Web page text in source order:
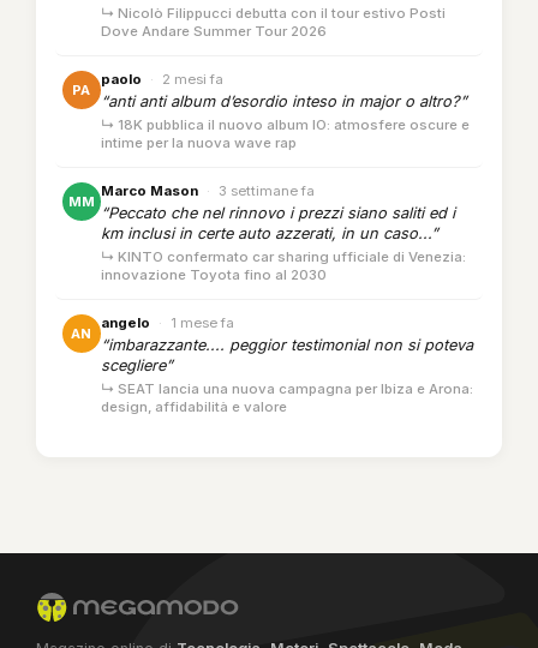
↳ Nicolò Filippucci debutta con il tour estivo Posti
Dove Andare Summer Tour 2026
PA
paolo · 2 mesi fa
“anti anti album d’esordio inteso in major o altro?”
↳ 18K pubblica il nuovo album IO: atmosfere oscure e
intime per la nuova wave rap
MM
Marco Mason · 3 settimane fa
“Peccato che nel rinnovo i prezzi siano saliti ed i
km inclusi in certe auto azzerati, in un caso...”
↳ KINTO confermato car sharing ufficiale di Venezia:
innovazione Toyota fino al 2030
AN
angelo · 1 mese fa
“imbarazzante.... peggior testimonial non si poteva
scegliere”
↳ SEAT lancia una nuova campagna per Ibiza e Arona:
design, affidabilità e valore